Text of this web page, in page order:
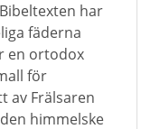
har
fäderna
en ortodox
för
av Frälsaren
himmelske